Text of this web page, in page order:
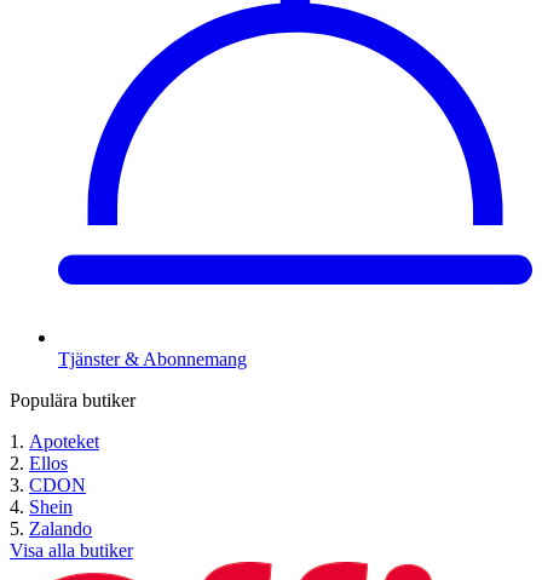
Tjänster & Abonnemang
Populära butiker
Apoteket
Ellos
CDON
Shein
Zalando
Visa alla butiker